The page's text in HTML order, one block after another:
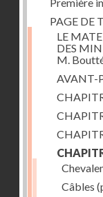
PAGE DE
LE
DES
M.
AVANT-
Câbles